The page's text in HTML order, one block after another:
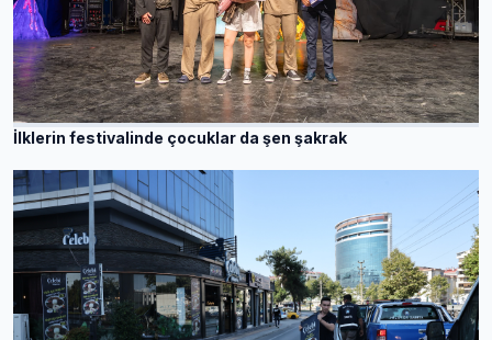
İlklerin festivalinde çocuklar da şen şakrak